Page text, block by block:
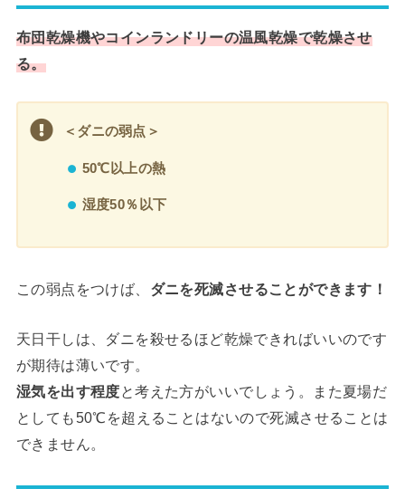
布団乾燥機やコインランドリーの温風乾燥で乾燥させ
る。
＜ダニの弱点＞
50℃以上の熱
湿度50％以下
この弱点をつけば、 ダニを死滅させることができます！
天日干しは、ダニを殺せるほど乾燥できればいいのです
が期待は薄いです。
湿気を出す程度と考えた方がいいでしょう。また夏場だ
としても50℃を超えることはないので死滅させることは
できません。